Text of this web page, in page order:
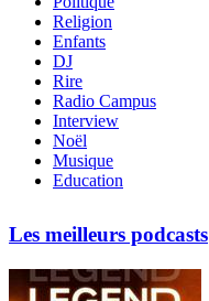
Religion
Enfants
DJ
Rire
Radio Campus
Interview
Noël
Musique
Education
Les meilleurs podcasts